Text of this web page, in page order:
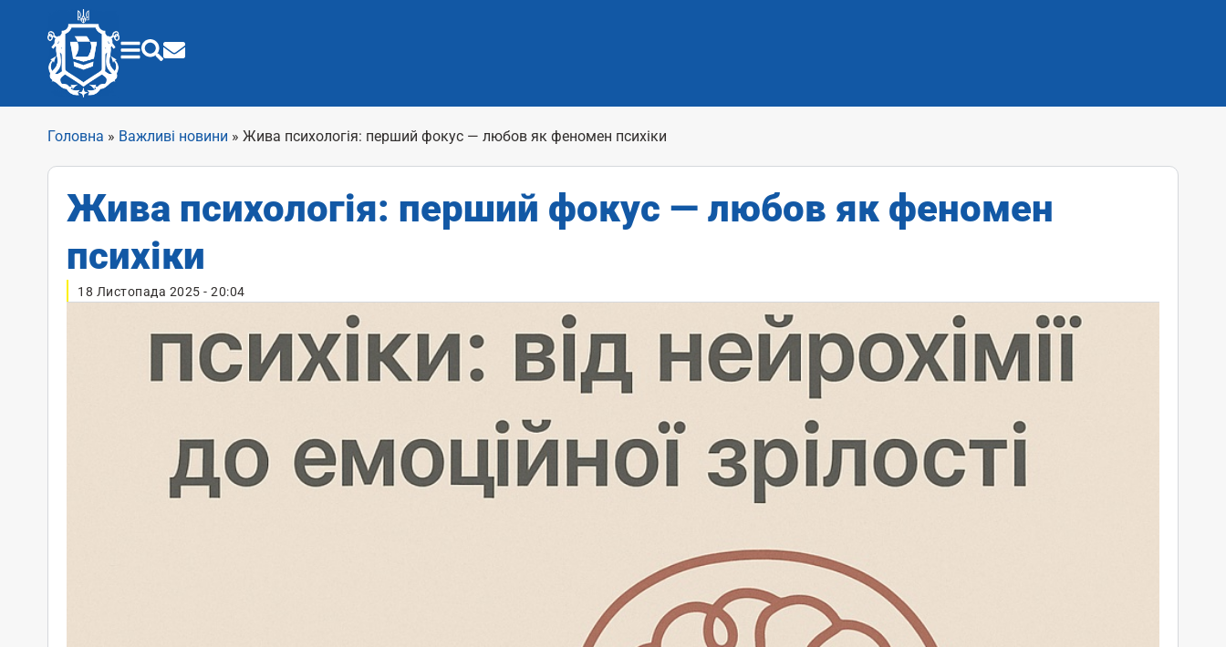
Головна » Важливі новини » Жива психологія: перший фокус — любов як феномен психіки
Жива психологія: перший фокус — любов як феномен
психіки
18 Листопада 2025 - 20:04